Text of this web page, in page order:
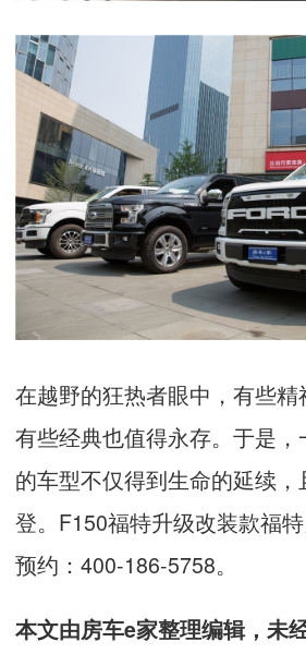
在越野的狂热者眼中，有些精
有些经典也值得永存。于是
的车型不仅得到生命的延续
登。 F150福特升级改装款福
预约： 400-186-5758。
本文由房车e家整理编辑，未